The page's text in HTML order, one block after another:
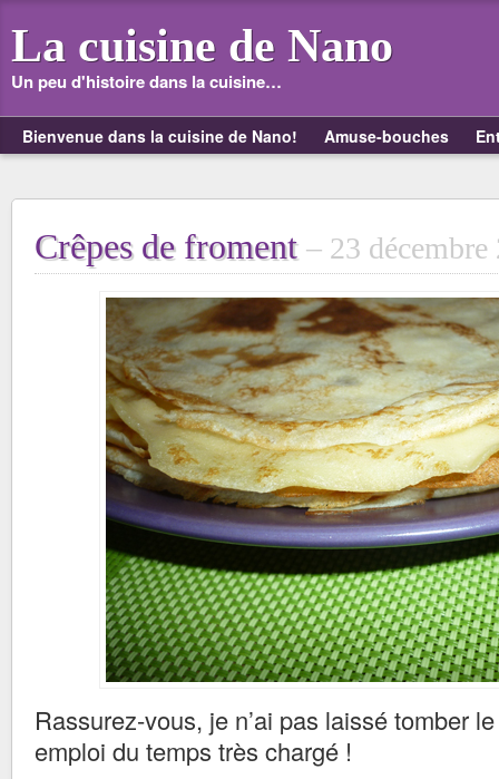
La cuisine de Nano
Un peu d'histoire dans la cuisine…
Bienvenue dans la cuisine de Nano! Amuse-bouches
Crêpes de froment 23 décembre
Rassurez-vous, je n’ai pas laissé tomber
emploi du temps très chargé !